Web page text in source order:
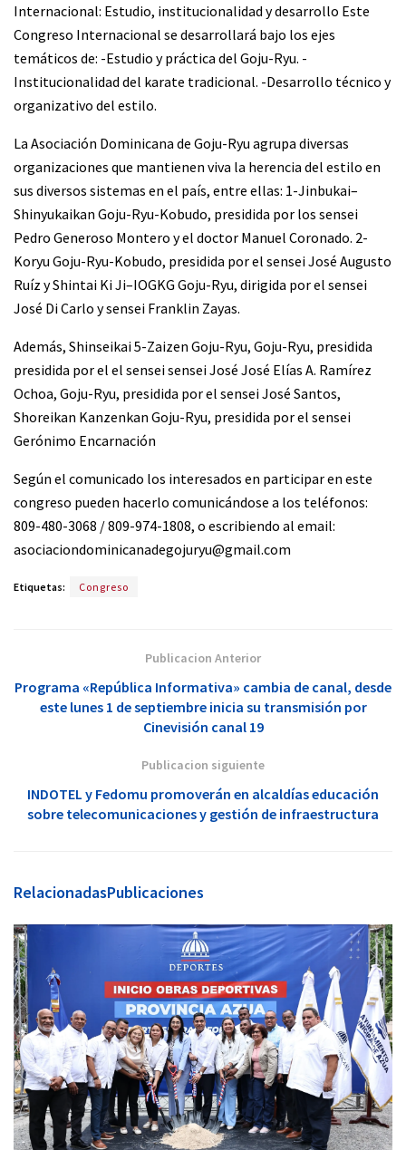
Internacional: Estudio, institucionalidad y desarrollo Este
Congreso Internacional se desarrollará bajo los ejes
temáticos de: -Estudio y práctica del Goju-Ryu. -
Institucionalidad del karate tradicional. -Desarrollo técnico y
organizativo del estilo.
La Asociación Dominicana de Goju-Ryu agrupa diversas
organizaciones que mantienen viva la herencia del estilo en
sus diversos sistemas en el país, entre ellas: 1-Jinbukai–
Shinyukaikan Goju-Ryu-Kobudo, presidida por los sensei
Pedro Generoso Montero y el doctor Manuel Coronado. 2-
Koryu Goju-Ryu-Kobudo, presidida por el sensei José Augusto
Ruíz y Shintai Ki Ji–IOGKG Goju-Ryu, dirigida por el sensei
José Di Carlo y sensei Franklin Zayas.
Además, Shinseikai 5-Zaizen Goju-Ryu, Goju-Ryu, presidida
presidida por el el sensei sensei José José Elías A. Ramírez
Ochoa, Goju-Ryu, presidida por el sensei José Santos,
Shoreikan Kanzenkan Goju-Ryu, presidida por el sensei
Gerónimo Encarnación
Según el comunicado los interesados en participar en este
congreso pueden hacerlo comunicándose a los teléfonos:
809-480-3068 / 809-974-1808, o escribiendo al email:
asociaciondominicanadegojuryu@gmail.com
Etiquetas: Congreso
Publicacion Anterior
Programa «República Informativa» cambia de canal, desde
este lunes 1 de septiembre inicia su transmisión por
Cinevisión canal 19
Publicacion siguiente
INDOTEL y Fedomu promoverán en alcaldías educación
sobre telecomunicaciones y gestión de infraestructura
RelacionadasPublicaciones